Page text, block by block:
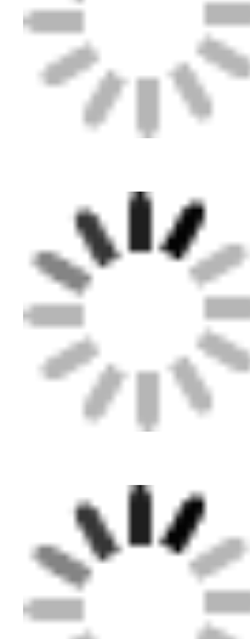
Γάντια Δερμάτινα
Τεχνητό δέρμα
Υφάσματα για καναπέ